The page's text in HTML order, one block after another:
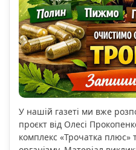
У нашій газеті ми вже
проєкт від Олесі
комплекс «Трочатка плюс»